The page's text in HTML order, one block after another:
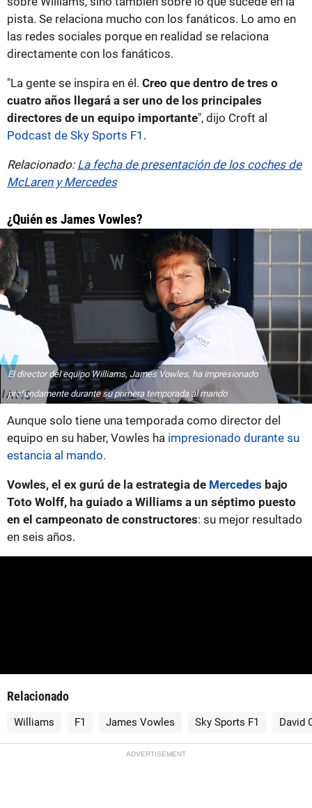
pista. Se relaciona mucho con los fanáticos. Lo amo en
las redes sociales porque en realidad se relaciona
directamente con los fanáticos.
"La gente se inspira en él. Creo que dentro de tres o
cuatro años llegará a ser uno de los principales
directores de un equipo importante", dijo Croft al
Podcast de Sky Sports F1 .
Relacionado: La fecha de presentación de los coches de
McLaren y Mercedes
¿Quién es James Vowles?
El director del equipo Williams, James Vowles, ha impresionado
profundamente durante su primera temporada al mando
Aunque solo tiene una temporada como director del
equipo en su haber, Vowles ha impresionado durante su
estancia al mando.
Vowles, el ex gurú de la estrategia de Mercedes bajo
Toto Wolff, ha guiado a Williams a un séptimo puesto
en el campeonato de constructores: su mejor resultado
en seis años.
Relacionado
Williams F1 James Vowles Sky Sports F1 David
ADVERTISEMENT